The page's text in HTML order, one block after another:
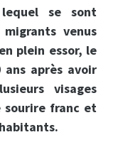
se sont
venus
plein essor, le
après avoir
visages
sourire franc et